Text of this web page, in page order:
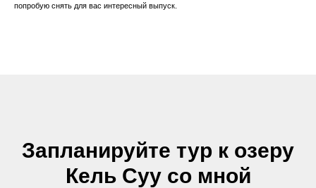
попробую снять для вас интересный выпуск.
Запланируйте тур к озеру
Кель Суу со мной